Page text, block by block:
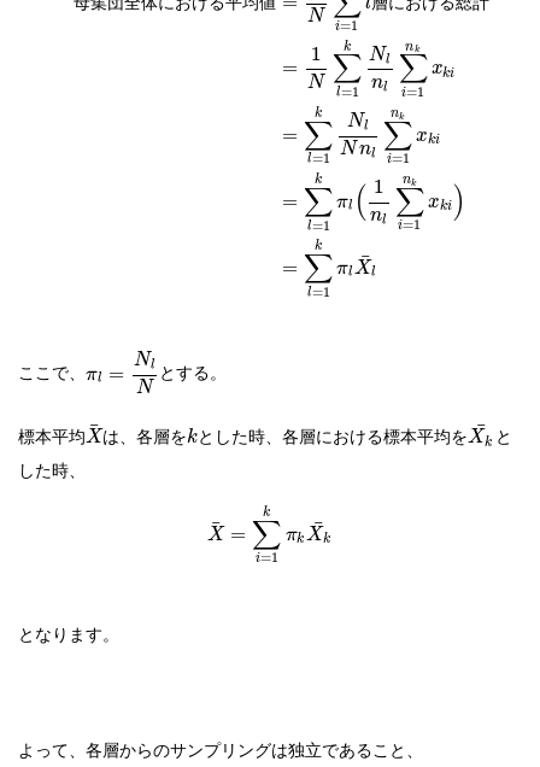
=
=
=
=
N i=1
1
N ∑
l=1
k Nl
nl ∑
i=1
nk
xki
∑
l=1
k Nl
Nnl ∑
i=1
nk
xki
∑
l=1
k
πl ( 1
nl ∑
i=1
nk
xki )
∑
l=1
k
πlXl
¯
ここで、 πl =
Nl
N
とする。
標本平均X
¯は、各層をkとした時、各層における標本平均をXk
¯ と
した時、
X
¯ = ∑
i=1
k
πkXk
¯
となります。
よって、各層からのサンプリングは独立であること、